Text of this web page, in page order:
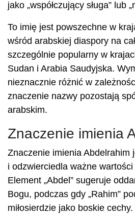
jako „współczujący sługa” lub
To imię jest powszechne w
wśród arabskiej diaspory na
szczególnie popularny w
Sudan i Arabia Saudyjska.
nieznacznie różnić w
znaczenie nazwy pozostają
arabskim.
Znaczenie imienia
Znaczenie imienia Abdelrahim
i odzwierciedla ważne
Element „Abdel” sugeruje
Bogu, podczas gdy „Rahim”
miłosierdzie jako boskie